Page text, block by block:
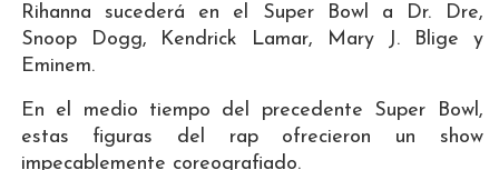
Rihanna sucederá en el Super Bowl a Dr. Dre,
Snoop Dogg, Kendrick Lamar, Mary J. Blige y
Eminem.
En el medio tiempo del precedente Super Bowl,
estas figuras del rap ofrecieron un show
impecablemente coreografiado.